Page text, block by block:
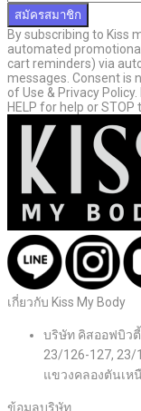
สมัครสมาชิก
By subscribing to Kiss
automated
cart reminders) via
messages. Consent is
of Use & Privacy
HELP for help or STOP
เกี่ยวกับ Kiss My Body
บริษัท คิสออฟบิว
23/126-127,
แขวงคลองตันเห
ข้อมูลบริษัท